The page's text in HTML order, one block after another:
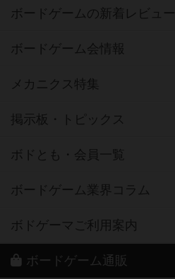
ボードゲームの新着レビュー
ボードゲーム会情報
メカニクス特集
掲示板・トピックス
ボドとも・会員一覧
ボードゲーム業界コラム
ボドゲーマご利用案内
ボードゲーム通販